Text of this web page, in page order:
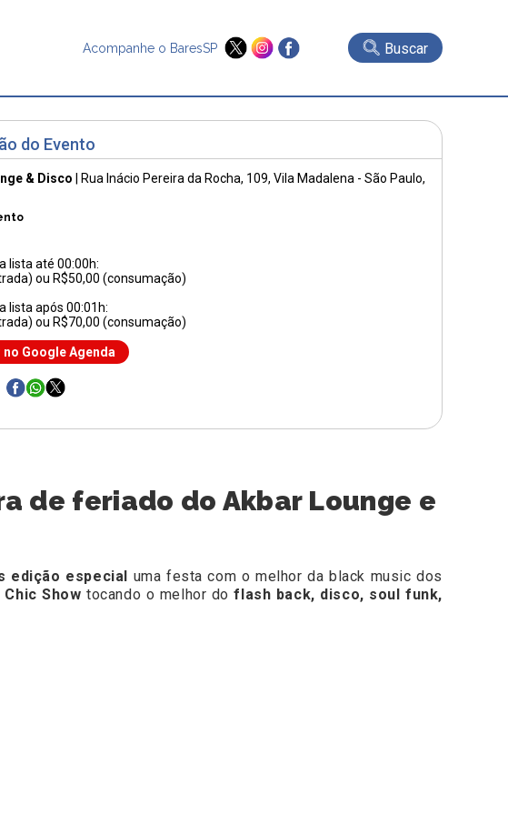
Acompanhe o BaresSP Buscar
do Evento
& Disco Rua Inácio Pereira da Rocha, 109, Vila Madalena - São Paulo,
lista até 00:00h:
ou R$50,00 (consumação)
lista após 00:01h:
ou R$70,00 (consumação)
no Google Agenda
de feriado do Akbar Lounge e
edição especial uma festa com o melhor da black music dos
Chic Show tocando o melhor doflash back, disco, soul funk,